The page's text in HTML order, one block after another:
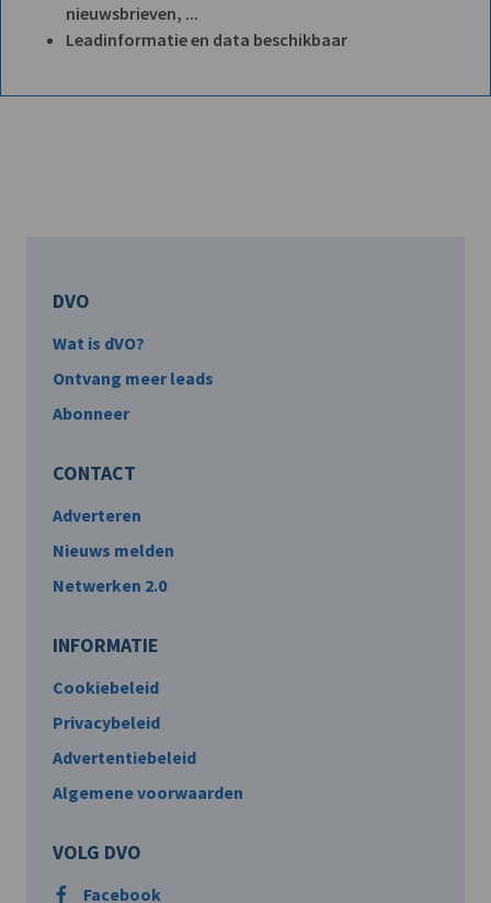
nieuwsbrieven, ...
Leadinformatie en data beschikbaar
DVO
Wat is dVO?
Ontvang meer leads
Abonneer
CONTACT
Adverteren
Nieuws melden
Netwerken 2.0
INFORMATIE
Cookiebeleid
Privacybeleid
Advertentiebeleid
Algemene voorwaarden
VOLG DVO
Facebook